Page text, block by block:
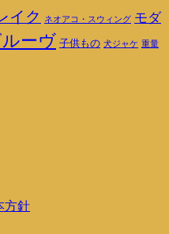
イク ネオアコ・スウィング モダ
ーヴ 子供もの 犬ジャケ 重量
方針